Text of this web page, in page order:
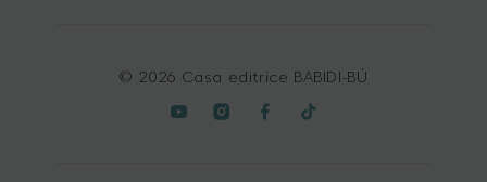
© 2026 Casa editrice BABIDI-BÚ